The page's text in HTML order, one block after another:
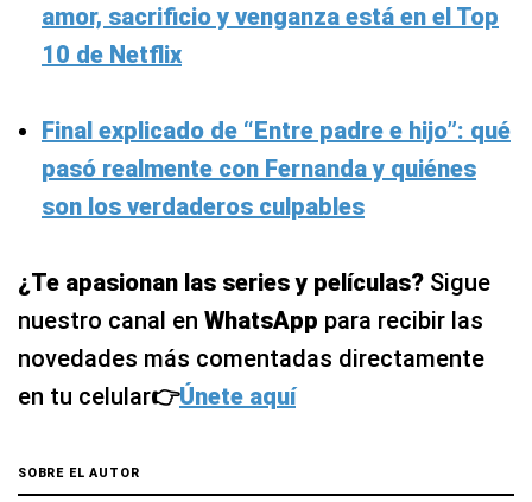
amor, sacrificio y venganza está en el Top
10 de Netflix
Final explicado de “Entre padre e hijo”: qué
pasó realmente con Fernanda y quiénes
son los verdaderos culpables
¿Te apasionan las series y películas? Sigue
nuestro canal en WhatsApp para recibir las
novedades más comentadas directamente
en tu celular👉Únete aquí
SOBRE EL AUTOR